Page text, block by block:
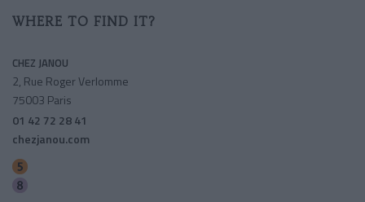
WHERE TO FIND IT?
CHEZ JANOU
2, Rue Roger Verlomme
75003 Paris
01 42 72 28 41
chezjanou.com